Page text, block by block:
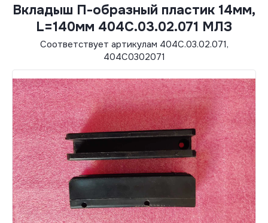
Вкладыш П-образный пластик 14мм,
L=140мм 404С.03.02.071 МЛЗ
Соответствует артикулам 404С.03.02.071,
404С0302071
Комментарий
Согласна(-ен) на обработку персональных
данных
Отправить
Комментарий
Согласна(-ен) на обработку персональных
данных
Отправить